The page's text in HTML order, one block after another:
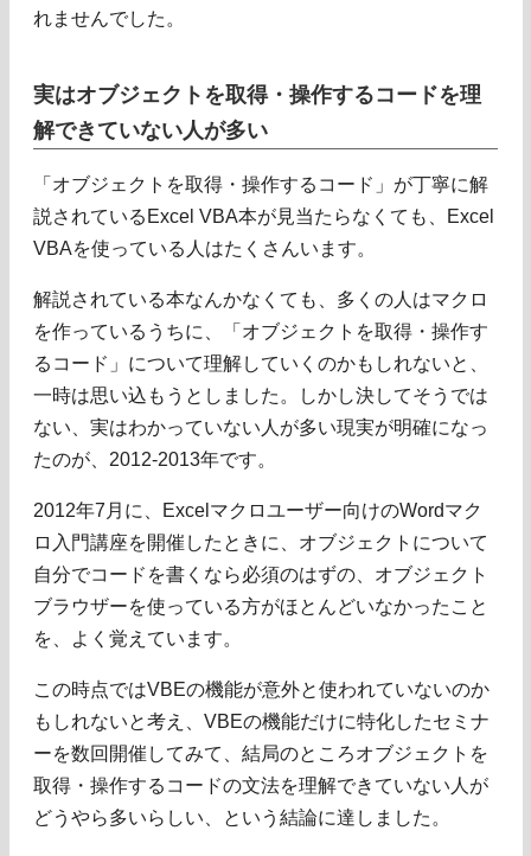
れませんでした。
実はオブジェクトを取得・操作するコードを理
解できていない人が多い
「オブジェクトを取得・操作するコード」が丁寧に解
説されているExcel VBA本が見当たらなくても、Excel
VBAを使っている人はたくさんいます。
解説されている本なんかなくても、多くの人はマクロ
を作っているうちに、「オブジェクトを取得・操作す
るコード」について理解していくのかもしれないと、
一時は思い込もうとしました。しかし決してそうでは
ない、実はわかっていない人が多い現実が明確になっ
たのが、2012-2013年です。
2012年7月に、Excelマクロユーザー向けのWordマク
ロ入門講座を開催したときに、オブジェクトについて
自分でコードを書くなら必須のはずの、オブジェクト
ブラウザーを使っている方がほとんどいなかったこと
を、よく覚えています。
この時点ではVBEの機能が意外と使われていないのか
もしれないと考え、VBEの機能だけに特化したセミナ
ーを数回開催してみて、結局のところオブジェクトを
取得・操作するコードの文法を理解できていない人が
どうやら多いらしい、という結論に達しました。